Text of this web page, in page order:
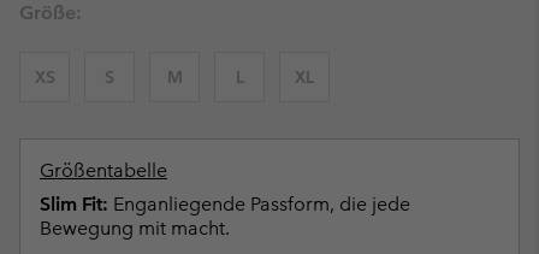
Größe:
XS S M L XL
Größentabelle
Slim Fit: Enganliegende Passform, die jede
Bewegung mit macht.